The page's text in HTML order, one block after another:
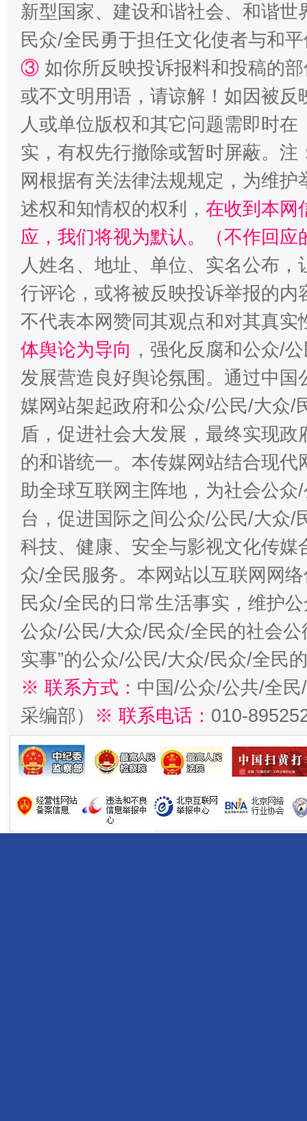
扯下公款旅游的“隐身衣” 如何以
“蜀中异人”王建安的艺术幻境
新型国家、建设和谐社会、和谐
民众/全民勇于担任文化使者与和
③ 如你所反映投诉报料和投稿的
或不文明用语，请谅解！如因被
人或单位版权和其它问题需即时在
实，有权先行撤除或暂时屏蔽。
网根据有关法律法规规定，为维
述权和知情权的权利， 在收到本网
应，我们将视为默认。（不作回应
人姓名、地址、单位、实名公布
行评论，或将被反映投诉举报的
不代表本网赞同其观点和对其真实
体舆论为导向 ，强化反腐和公众/
发展营造良好舆论氛围。通过中
媒网站架起政府和公众/公民/大众/
盾，促进社会大发展，最终实现
的和谐统一。本传媒网站结合现
助全球互联网主阵地，为社会公
台，促进国际之间公众/公民/大众/
科技、健康、安全与影视文化传
众/全民服务。本网站以互联网网
民众/全民的日常生活事实，维护
公众/公民/大众/民众/全民的社会公
实事”的公众/公民/大众/民众/全民
※ 联系方式： 中国/公众/公共/全
采编部） ※ 联系电话： 010-